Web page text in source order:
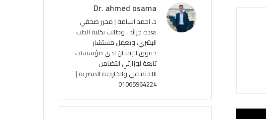
u
ر
ا
م
ل
م
و
ق
ع
Dr. ahmed osama
د. احمد اسامه | محرر صحفي
بعدة جرائد ، وطالب بكلية الطب
البشري، ويعمل مستشار
حقوق الإنسان لدى مؤسسات
تابعة لوزارتي التضامن
الاجتماعي والخارجية المصرية |
01065964224